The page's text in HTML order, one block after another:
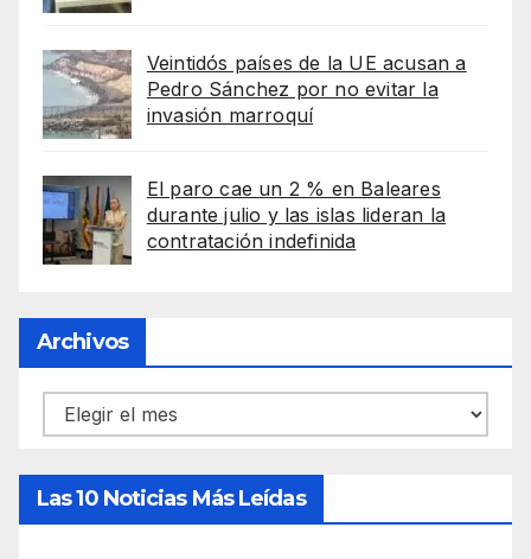
Veintidós países de la UE acusan a
Pedro Sánchez por no evitar la
invasión marroquí
El paro cae un 2 % en Baleares
durante julio y las islas lideran la
contratación indefinida
Archivos
Archivos
Las 10 Noticias Más Leídas